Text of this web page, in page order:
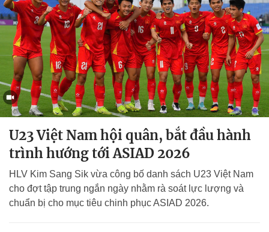
U23 Việt Nam hội quân, bắt đầu hành
trình hướng tới ASIAD 2026
HLV Kim Sang Sik vừa công bố danh sách U23 Việt Nam
cho đợt tập trung ngắn ngày nhằm rà soát lực lượng và
chuẩn bị cho mục tiêu chinh phục ASIAD 2026.